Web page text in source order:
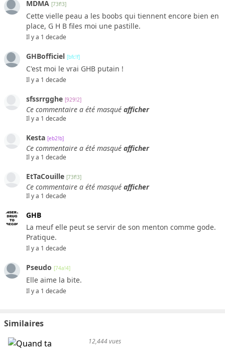
MDMA [73f!3]
Cette vielle peau a les boobs qui tiennent encore bien en
place, G H B files moi une pastille.
Il y a 1 decade
GHBofficiel [bfc!f]
C'est moi le vrai GHB putain !
Il y a 1 decade
sfssrrgghe [929!2]
Ce commentaire a été masqué afficher
Il y a 1 decade
Kesta [eb2!b]
Ce commentaire a été masqué afficher
Il y a 1 decade
EtTaCouille [73f!3]
Ce commentaire a été masqué afficher
Il y a 1 decade
GHB
La meuf elle peut se servir de son menton comme gode.
Pratique.
Il y a 1 decade
Pseudo [74a!4]
Elle aime la bite.
Il y a 1 decade
Similaires
12,444 vues